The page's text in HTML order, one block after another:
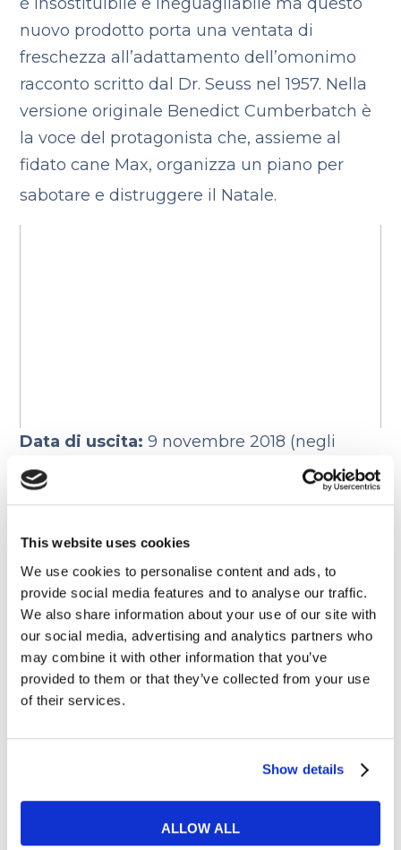
This website uses cookies
We use cookies to personalise content and ads, to
provide social media features and to analyse our traffic.
We also share information about your use of our site with
our social media, advertising and analytics partners who
may combine it with other information that you’ve
provided to them or that they’ve collected from your use
of their services.
Show details
ALLOW ALL
nuovo prodotto porta una ventata di
freschezza all’adattamento dell’omonimo
racconto scritto dal Dr. Seuss nel 1957. Nella
versione originale Benedict Cumberbatch è
la voce del protagonista che, assieme al
fidato cane Max, organizza un piano per
sabotare e distruggere il Natale.
Data di uscita: 9 novembre 2018 (negli
USA).
Da vedere perché:la storia del Grinch
regala inaspettati spunti educativi ed è uno
deifilm di animazione più belli in uscita
nel 2018.
Come diventare animatore
turistico
Come usare i prefissi in
inglese
30 MARZO 2018